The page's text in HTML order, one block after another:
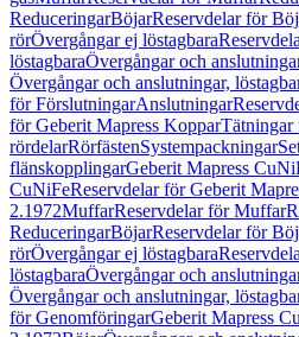
ReduceringarBöjarReservdelar för
rörÖvergångar ej löstagbara
löstagbaraÖvergångar och
Övergångar och anslutningar,
för FörslutningarAnslutningar
för Geberit Mapress KopparTätningar
rördelarRörfästenSystempackningar
flänskopplingarGeberit Mapress
CuNiFeReservdelar för Geberit
2.1972MuffarReservdelar för Muffar
ReduceringarBöjarReservdelar för
rörÖvergångar ej löstagbara
löstagbaraÖvergångar och
Övergångar och anslutningar,
för GenomföringarGeberit Mapress